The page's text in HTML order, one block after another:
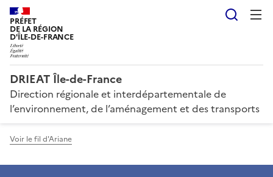
PRÉFET
DE LA RÉGION
D'ÎLE-DE-FRANCE
DRIEAT Île-de-France
Direction régionale et interdépartementale de
l’environnement, de l’aménagement et des transports
Voir le fil d'Ariane